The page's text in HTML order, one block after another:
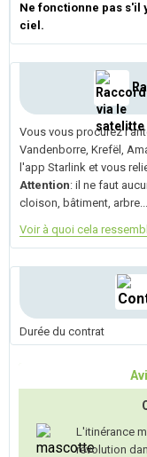
Ne fonctionne pas s'il
ciel.
Vous vous procurez
Vandenborre, Krefël,
l'app Starlink et vous
Attention: il ne faut
cloison, bâtiment,
Voir à quoi cela
Durée du contrat
L'itinérance
révolution